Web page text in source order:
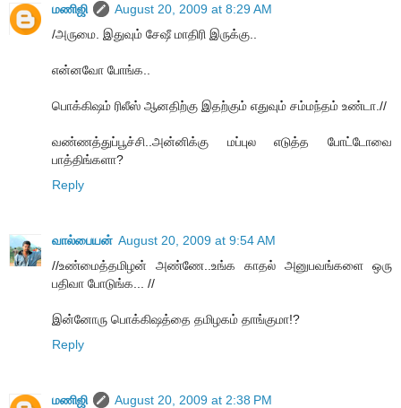
மணிஜி
August 20, 2009 at 8:29 AM
/அருமை. இதுவும் சேஷீ மாதிரி இருக்கு..
என்னவோ போங்க..
பொக்கிஷம் ரிலீஸ் ஆனதிற்கு இதற்கும் எதுவும் சம்மந்தம் உண்டா.//
வண்ணத்துப்பூச்சி..அன்னிக்கு மப்புல எடுத்த போட்டோவை
பாத்திங்களா?
Reply
வால்பையன் August 20, 2009 at 9:54 AM
//உண்மைத்தமிழன் அண்ணே..உங்க காதல் அனுபவங்களை ஒரு
பதிவா போடுங்க... //
இன்னோரு பொக்கிஷத்தை தமிழகம் தாங்குமா!?
Reply
மணிஜி
August 20, 2009 at 2:38 PM